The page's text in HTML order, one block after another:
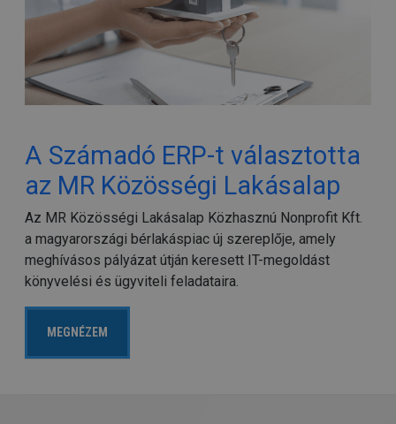
A Számadó ERP-t választotta
az MR Közösségi Lakásalap
Az MR Közösségi Lakásalap Közhasznú Nonprofit Kft.
a magyarországi bérlakáspiac új szereplője, amely
meghívásos pályázat útján keresett IT-megoldást
könyvelési és ügyviteli feladataira.
MEGNÉZEM